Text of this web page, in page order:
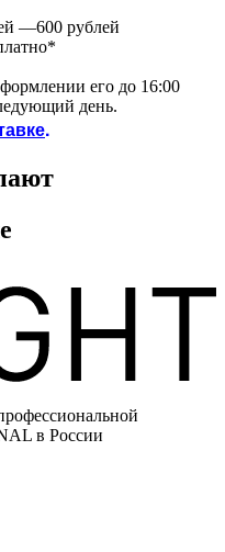
—600 рублей
его до 16:00
день.
.
в России